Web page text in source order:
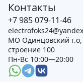
Контакты
+7 985 079-11-46
МО Одинцовский г.о,
строение 100
Пн-Вс 10:00—20:00